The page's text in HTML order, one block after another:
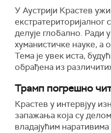
У Аустрији Крастев
екстратериторијалног
делује глобално. Ради
хуманистичке науке, а
Тема је увек иста,
обрађена из
Трамп погрешно
Крастев у интервјуу
запажања која су
владајућим